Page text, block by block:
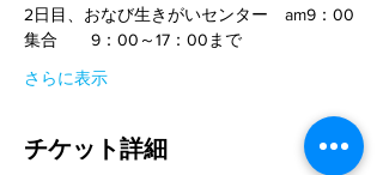
2日目、おなび生きがいセンター　am9：00
集合　　9：00～17：00まで
さらに表示
チケット詳細